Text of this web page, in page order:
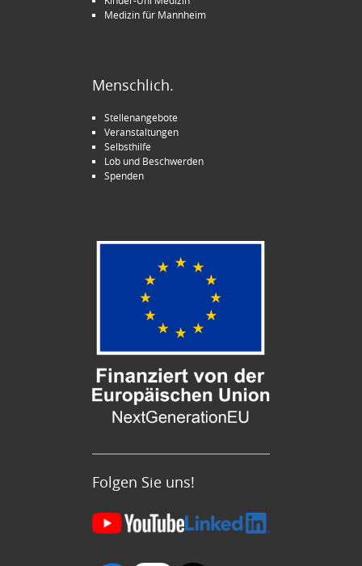
Medizin für Mannheim
Menschlich.
Stellenangebote
Veranstaltungen
Selbsthilfe
Lob und Beschwerden
Spenden
Folgen Sie uns!